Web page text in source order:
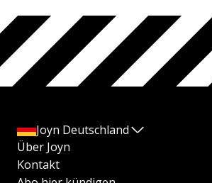
Joyn Deutschland
Über Joyn
Kontakt